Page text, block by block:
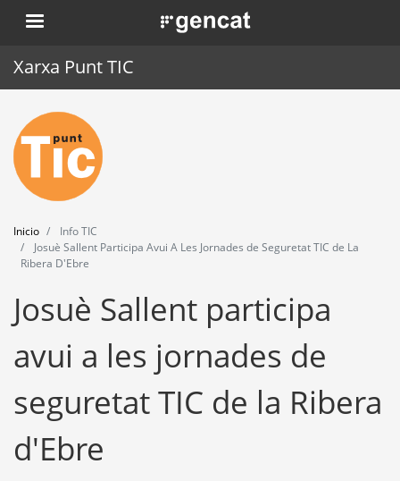
Pasar
al
. Obre en una nova finestra.
Xarxa Punt TIC
Inicio
Punt TIC
Actualidad
Agenda
Herramientas
Inicio
Info TIC
Josuè Sallent Participa Avui A Les Jornades de Seguretat TIC de La
Ribera D'Ebre
Josuè Sallent participa
avui a les jornades de
seguretat TIC de la Ribera
d'Ebre